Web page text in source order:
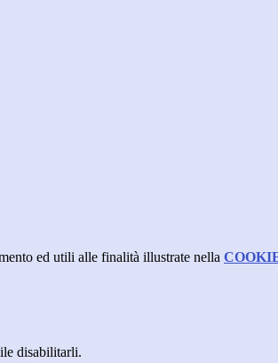
ed utili alle finalità illustrate nella
disabilitarli.